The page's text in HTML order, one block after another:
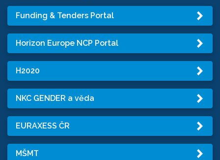
Funding & Tenders Portal
Horizon Europe NCP Portal
H2020
NKC GENDER a věda
EURAXESS ČR
MŠMT